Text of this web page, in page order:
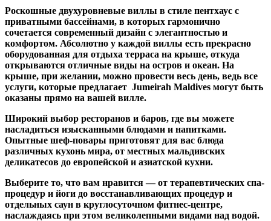
Роскошные двухуровневые виллы в стиле пентхаус с
приватными бассейнами, в которых гармонично
сочетается современный дизайн с элегантностью и
комфортом. Абсолютно у каждой виллы есть прекрасно
оборудованная для отдыха терраса на крыше, откуда
открываются отличные виды на остров и океан. На
крыше, при желании, можно провести весь день, ведь все
услуги, которые предлагает Jumeirah Maldives могут быть
оказаны прямо на вашей вилле.
Широкий выбор ресторанов и баров, где вы можете
насладиться изысканными блюдами и напитками.
Опытные шеф-повары приготовят для вас блюда
различных кухонь мира, от местных мальдивских
деликатесов до европейской и азиатской кухни.
Выберите то, что вам нравится — от терапевтических спа-
процедур и йоги до восстанавливающих процедур и
отдельных саун в круглосуточном фитнес-центре,
наслаждаясь при этом великолепными видами над водой.